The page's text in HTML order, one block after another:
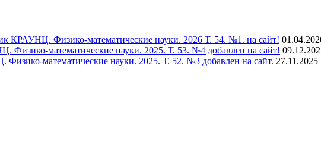
КРАУНЦ. Физико-математические науки. 2026 Т. 54. №1. на сайт!
Физико-математические науки. 2025. Т. 53. №4 добавлен на сайт!
математические науки. 2025. Т. 52. №3 добавлен на сайт. 27.11.2025